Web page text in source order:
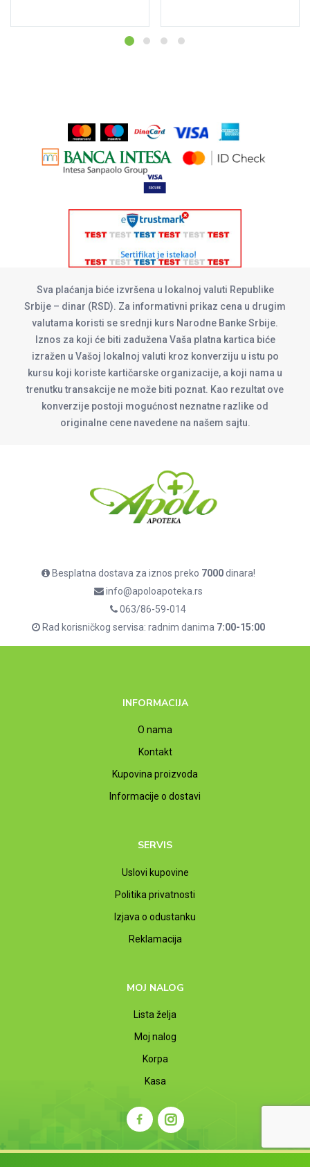
Sva plaćanja biće izvršena u lokalnoj valuti Republike
Srbije – dinar (RSD). Za informativni prikaz cena u drugim
valutama koristi se srednji kurs Narodne Banke Srbije.
Iznos za koji će biti zadužena Vaša platna kartica biće
izražen u Vašoj lokalnoj valuti kroz konverziju u istu po
kursu koji koriste kartičarske organizacije, a koji nama u
trenutku transakcije ne može biti poznat. Kao rezultat ove
konverzije postoji mogućnost neznatne razlike od
originalne cene navedene na našem sajtu.
Besplatna dostava za iznos preko 7000dinara!
info@apoloapoteka.rs
063/86-59-014
Rad korisničkog servisa: radnim danima 7:00-15:00
INFORMACIJA
O nama
Kontakt
Kupovina proizvoda
Informacije o dostavi
SERVIS
Uslovi kupovine
Politika privatnosti
Izjava o odustanku
Reklamacija
MOJ NALOG
Lista želja
Moj nalog
Korpa
Kasa